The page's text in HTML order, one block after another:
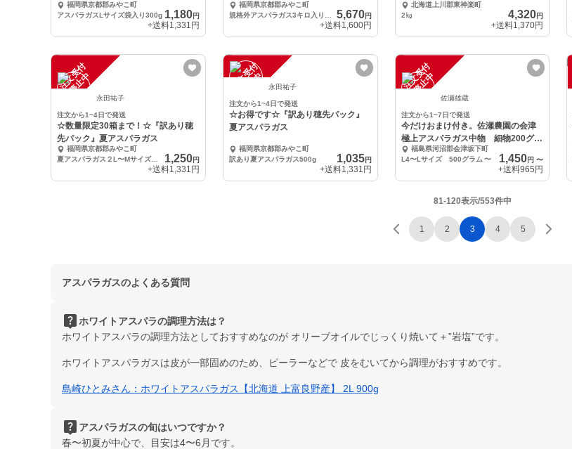
300g福岡県京都郡みやこ町
アスパラガスLサイズ袋入り300g 1,180円
+送料1,331円
ス3キロ』
福岡県京都郡みやこ町
5,670円
+送料1,600円
ル便北海道上川郡東神楽町
2㎏
4,320円
+送料1,370円
注
文
受
付
停
止
中
永田祐子
注文から1~4日で発送
☆数量限定30箱まで！☆『訳あり穂
先パック』夏アスパラガス
福岡県京都郡みやこ町
夏アスパラガス２L〜Mサイズ入り500g（写真参考）
1,250円
+送料1,331円
注
文
受
付
停
止
中 永田祐子
注文から1~4日で発送
☆お得です☆『訳あり穂先パック』
夏アスパラガス
福岡県京都郡みやこ町
訳あり夏アスパラガス500g
1,035円
+送料1,331円
注
文
受
付
停
止
中
佐瀬雄蔵
注文から1~7日で発送
今だけおまけ付き。佐瀬農園の会津
極上アスパラガス中物 細物200グラ
ム付き！！
福島県河沼郡会津坂下町
L4〜Lサイズ 500グラム 〜 1,450円〜
+送料965円
81-120表示/553件中
1 2 3 4 5
アスパラガスのよくある質問
live_helpホワイトアスパラの調理方法は？
ホワイトアスパラの調理方法としておすすめなのが オリーブオイルでじっくり焼いて＋”岩塩”です。
ホワイトアスパラガスは皮が一部固めのため、ピーラーなどで 皮をむいてから調理がおすすめです。
島崎ひとみさん：ホワイトアスパラガス【北海道 上富良野産】 2L 900g
live_help アスパラガスの旬はいつですか？
春〜初夏が中心で、目安は4〜6月です。